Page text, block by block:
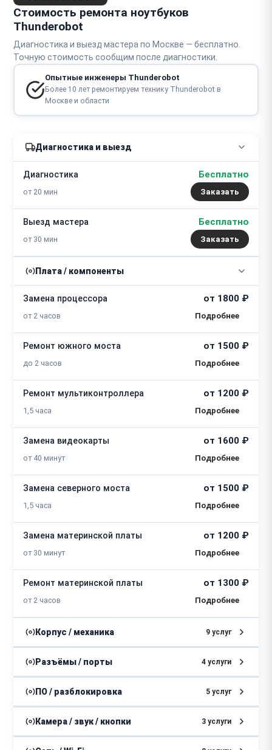
Белый экран
Разбит экран
Стоимость ремонта ноутбуков
Thunderobot
Диагностика и выезд мастера по Москве — бесплатно.
Точную стоимость сообщим после диагностики.
Опытные инженеры Thunderobot
Более 10 лет ремонтируем технику Thunderobot в
Москве и области
Диагностика и выезд
Диагностика
от 20 мин
Бесплатно
Заказать
Выезд мастера
от 30 мин
Бесплатно
Заказать
Плата / компоненты
Замена процессора
от 2 часов
от 1800 ₽
Ремонт южного моста
до 2 часов
от 1500 ₽
Ремонт мультиконтроллера
1,5 часа
от 1200 ₽
Замена видеокарты
от 40 минут
от 1600 ₽
Замена северного моста
1,5 часа
от 1500 ₽
Замена материнской платы
от 30 минут
от 1200 ₽
Ремонт материнской платы
от 2 часов
от 1300 ₽
Корпус / механика 9 услуг
Разбор
2 часа
от 500 ₽
Замена клавиатуры
1,5 часа
от 1000 ₽
Разъёмы / порты 4 услуги
Замена разъема питания
50 минут
от 500 ₽
Замена разъемов (HDMI, DVI,
DisplayPort)
от 600 ₽
ПО / разблокировка 5 услуг
Настройка ОС
от 1 часа
от 700 ₽
Камера / звук / кнопки 3 услуги